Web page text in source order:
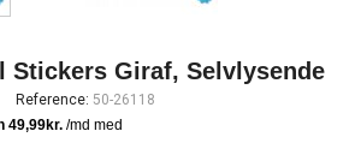
Stickers Giraf, Selvlysende
Reference: 50-26118